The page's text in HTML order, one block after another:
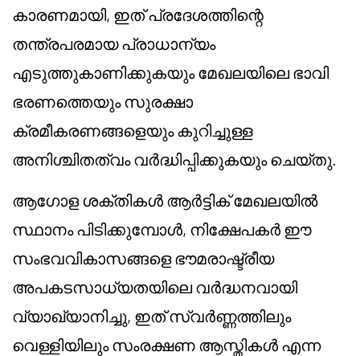
കാരണമായി, ഇത് പ്രദേശത്തിന്റെ
തന്ത്രപരമായ പ്രാധാന്യം
എടുത്തുകാണിക്കുകയും മേഖലയിലെ ഭാവി
ഭരണത്തെയും സുരക്ഷാ
ക്രമീകരണങ്ങളെയും കുറിച്ചുള്ള
അനിശ്ചിതത്വം വർദ്ധിപ്പിക്കുകയും ചെയ്തു.
ആഗോള ശക്തികൾ ആർട്ടിക് മേഖലയിൽ
സ്ഥാനം പിടിക്കുമ്പോൾ, നിക്ഷേപകർ ഈ
സംഭവവികാസങ്ങളെ ഭൗമരാഷ്ട്രീയ
അപകടസാധ്യതയിലെ വർദ്ധനവായി
വ്യാഖ്യാനിച്ചു, ഇത് സ്വർണ്ണത്തിലും
വെള്ളിയിലും സംരക്ഷണ ആസ്തികൾ എന്ന